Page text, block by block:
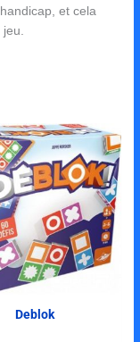
et cela
jeu.
Deblok